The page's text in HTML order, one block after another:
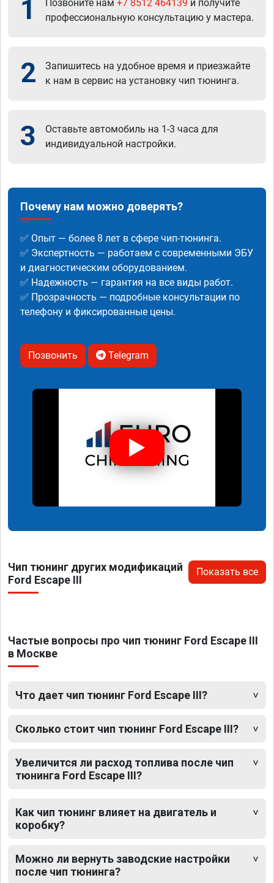
1 Позвоните нам +7 8512 464139 и получите
профессиональную консультацию у мастера.
2
Запишитесь на удобное время и приезжайте
к нам в сервис на установку чип тюнинга.
3
Оставьте автомобиль на 1-3 часа для
индивидуальной настройки.
Почему нам можно доверять?
✅ Опыт — более 8 лет в сфере чип-тюнинга.
✅ Экспертность — работаем с современными ЭБУ
и диагностическим оборудованием.
✅ Надежность — гарантия на все виды работ.
✅ Прозрачность — подробные консультации по
телефону и фиксированные цены.
Позвонить Telegram
Чип тюнинг других модификаций
Ford Escape III
Показать все
Частые вопросы про чип тюнинг Ford Escape III
в Москве
Что дает чип тюнинг Ford Escape III?
Сколько стоит чип тюнинг Ford Escape III?
Увеличится ли расход топлива после чип
тюнинга Ford Escape III?
Как чип тюнинг влияет на двигатель и
коробку?
Можно ли вернуть заводские настройки
после чип тюнинга?